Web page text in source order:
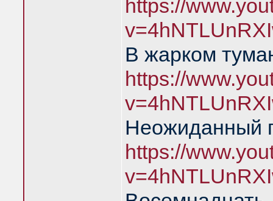
https://
В жарком
https://
Неожиданный
https://